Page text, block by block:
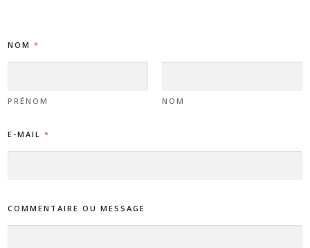
NOM *
PRÉNOM NOM
E-MAIL *
COMMENTAIRE OU MESSAGE